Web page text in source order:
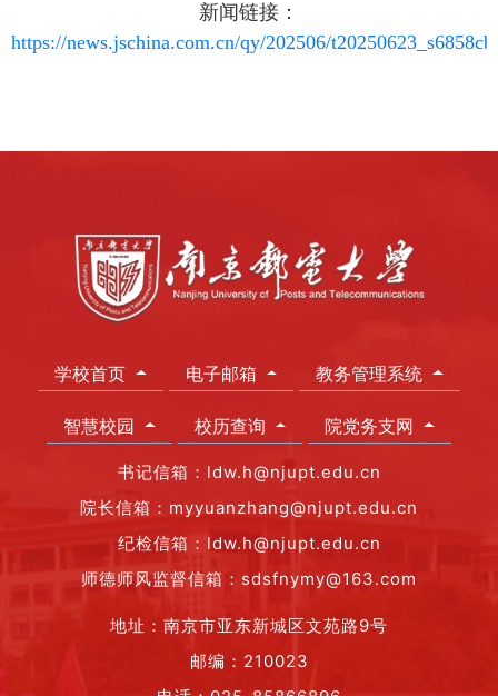
新闻链接：
https://news.jschina.com.cn/qy/202506/
学校首页 电子邮箱 教务管理系统
智慧校园 校历查询 院党务支网
书记信箱：ldw.h@njupt.edu.cn
院长信箱：myyuanzhang@njupt.edu.cn
纪检信箱：ldw.h@njupt.edu.cn
师德师风监督信箱：sdsfnymy@163.com
地址：南京市亚东新城区文苑路9号
邮编：210023